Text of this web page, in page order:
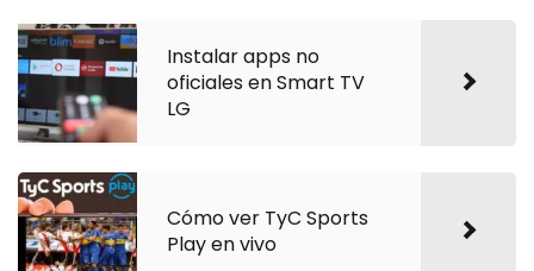
Instalar apps no
oficiales en Smart TV
LG
Cómo ver TyC Sports
Play en vivo